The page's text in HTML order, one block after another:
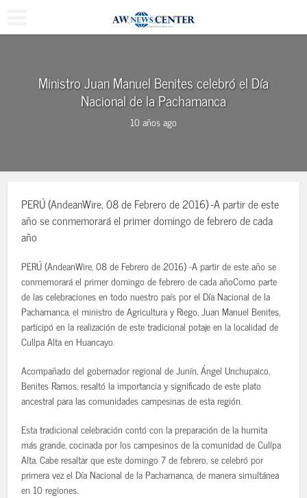
Ministro Juan Manuel Benites celebró el Día
Nacional de la Pachamanca
10 años ago
PERÚ (AndeanWire, 08 de Febrero de 2016) -A partir de este
año se conmemorará el primer domingo de febrero de cada
año
PERÚ (AndeanWire, 08 de Febrero de 2016) -A partir de este año se
conmemorará el primer domingo de febrero de cada añoComo parte
de las celebraciones en todo nuestro país por el Día Nacional de la
Pachamanca, el ministro de Agricultura y Riego, Juan Manuel Benites,
participó en la realización de este tradicional potaje en la localidad de
Cullpa Alta en Huancayo.
Acompañado del gobernador regional de Junín, Ángel Unchupaico,
Benites Ramos, resaltó la importancia y significado de este plato
ancestral para las comunidades campesinas de esta región.
Esta tradicional celebración contó con la preparación de la humita
más grande, cocinada por los campesinos de la comunidad de Cullpa
Alta. Cabe resaltar que este domingo 7 de febrero, se celebró por
primera vez el Día Nacional de la Pachamanca, de manera simultánea
en 10 regiones.